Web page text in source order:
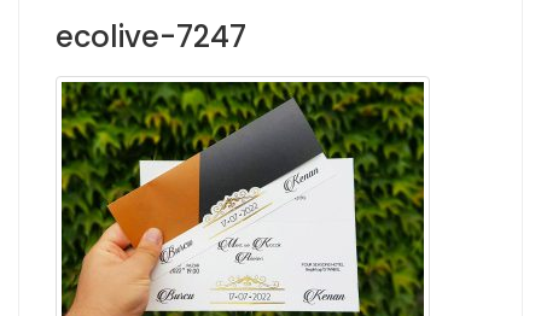
ecolive-7247